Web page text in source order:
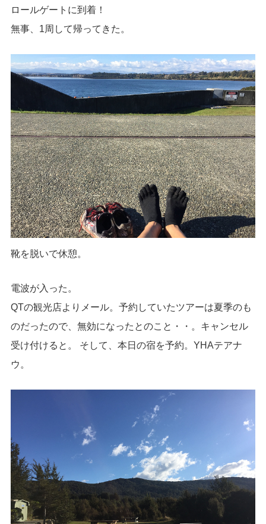
ロールゲートに到着！
無事、1周して帰ってきた。
靴を脱いで休憩。
電波が入った。
QTの観光店よりメール。予約していたツアーは夏季のも
のだったので、無効になったとのこと・・。キャンセル
受け付けると。 そして、本日の宿を予約。YHAテアナ
ウ。